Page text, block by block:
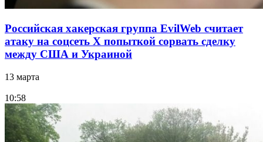
Российская хакерская группа EvilWeb считает
атаку на соцсеть Х попыткой сорвать сделку
между США и Украиной
13 марта
10:58